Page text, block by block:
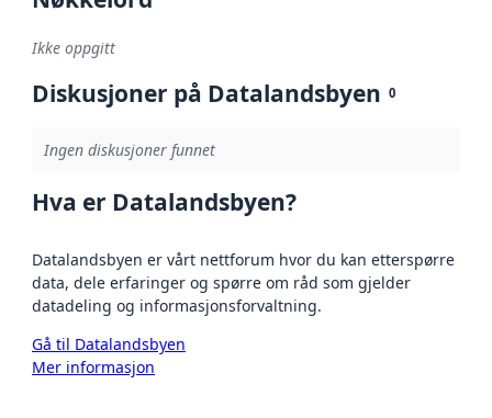
Ikke oppgitt
Diskusjoner på Datalandsbyen 0
Ingen diskusjoner funnet
Hva er Datalandsbyen?
Datalandsbyen er vårt nettforum hvor du kan etterspørre
data, dele erfaringer og spørre om råd som gjelder
datadeling og informasjonsforvaltning.
Gå til Datalandsbyen
Mer informasjon